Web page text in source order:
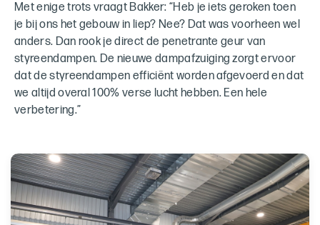
Met enige trots vraagt Bakker: “Heb je iets geroken toen
je bij ons het gebouw in liep? Nee? Dat was voorheen wel
anders. Dan rook je direct de penetrante geur van
styreendampen. De nieuwe dampafzuiging zorgt ervoor
dat de styreendampen efficiënt worden afgevoerd en dat
we altijd overal 100% verse lucht hebben. Een hele
verbetering.”